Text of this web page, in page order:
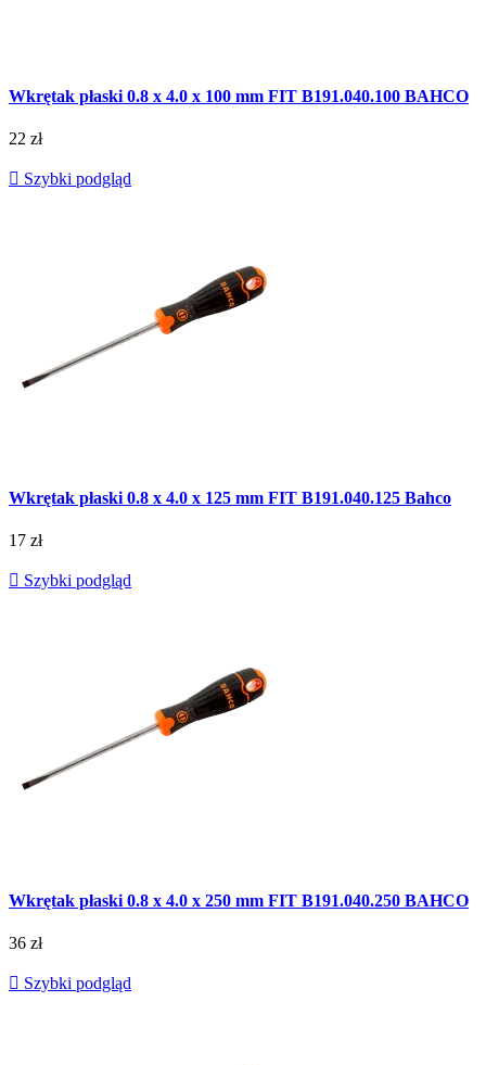
Wkrętak płaski 0.8 x 4.0 x 100 mm FIT B191.040.100 BAHCO
22 zł
 Szybki podgląd
Wkrętak płaski 0.8 x 4.0 x 125 mm FIT B191.040.125 Bahco
17 zł
 Szybki podgląd
Wkrętak płaski 0.8 x 4.0 x 250 mm FIT B191.040.250 BAHCO
36 zł
 Szybki podgląd